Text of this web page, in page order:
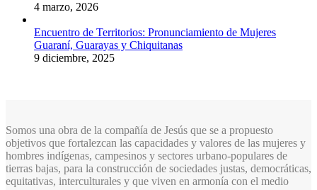
4 marzo, 2026
Encuentro de Territorios: Pronunciamiento de Mujeres
Guaraní, Guarayas y Chiquitanas
9 diciembre, 2025
Somos una obra de la compañía de Jesús que se a propuesto
objetivos que fortalezcan las capacidades y valores de las mujeres y
hombres indígenas, campesinos y sectores urbano-populares de
tierras bajas, para la construcción de sociedades justas, democráticas,
equitativas, interculturales y que viven en armonía con el medio